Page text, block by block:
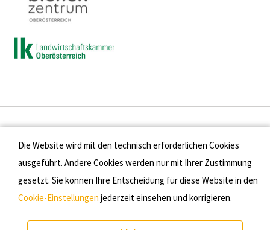
Presse
Kontakt
Datenschutz
Die Website wird mit den technisch erforderlichen Cookies
ausgeführt. Andere Cookies werden nur mit Ihrer Zustimmung
gesetzt. Sie können Ihre Entscheidung für diese Website in den
Cookie-Einstellungen jederzeit einsehen und korrigieren.